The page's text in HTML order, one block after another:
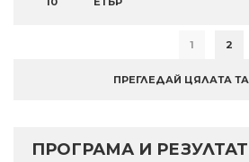
1 2
ПРЕГЛЕДАЙ ЦЯЛАТА
ПРОГРАМА И